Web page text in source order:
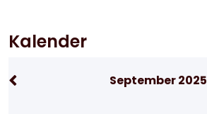
Kalender
September 2025